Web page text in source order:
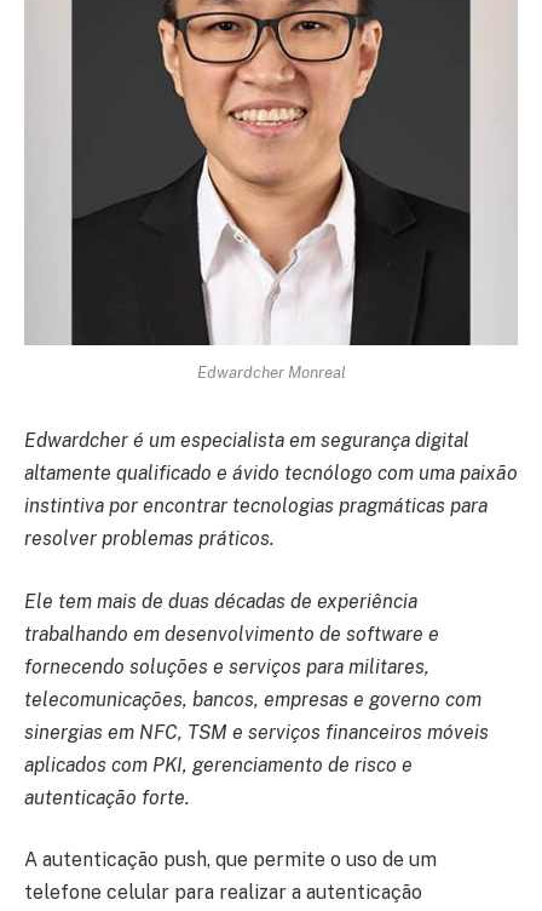
Edwardcher Monreal
Edwardcher é um especialista em segurança digital
altamente qualificado e ávido tecnólogo com uma paixão
instintiva por encontrar tecnologias pragmáticas para
resolver problemas práticos.
Ele tem mais de duas décadas de experiência
trabalhando em desenvolvimento de software e
fornecendo soluções e serviços para militares,
telecomunicações, bancos, empresas e governo com
sinergias em NFC, TSM e serviços financeiros móveis
aplicados com PKI, gerenciamento de risco e
autenticação forte.
A autenticação push, que permite o uso de um
telefone celular para realizar a autenticação